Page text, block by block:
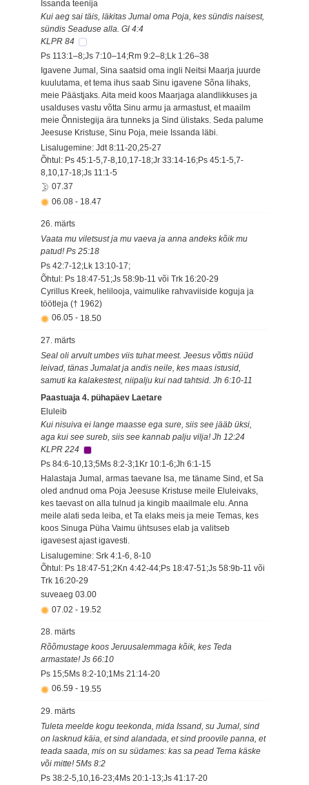
Issanda teenija
Kui aeg sai täis, läkitas Jumal oma Poja, kes sündis naisest,
sündis Seaduse alla. Gl 4:4
KLPR 84
Ps 113:1–8;Js 7:10–14;Rm 9:2–8;Lk 1:26–38
Igavene Jumal, Sina saatsid oma ingli Neitsi Maarja juurde
kuulutama, et tema ihus saab Sinu igavene Sõna lihaks,
meie Päästjaks. Aita meid koos Maarjaga alandlikkuses ja
usalduses vastu võtta Sinu armu ja armastust, et maailm
meie Õnnistegija ära tunneks ja Sind ülistaks. Seda palume
Jeesuse Kristuse, Sinu Poja, meie Issanda läbi.
Lisalugemine: Jdt 8:11-20,25-27
Õhtul: Ps 45:1-5,7-8,10,17-18;Jr 33:14-16;Ps 45:1-5,7-
8,10,17-18;Js 11:1-5
07.37
06.08 - 18.47
26. märts
Vaata mu viletsust ja mu vaeva ja anna andeks kõik mu
patud! Ps 25:18
Ps 42:7-12;Lk 13:10-17;
Õhtul: Ps 18:47-51;Js 58:9b-11 või Trk 16:20-29
Cyrillus Kreek, helilooja, vaimulike rahvaviiside koguja ja
töötleja († 1962)
06.05 - 18.50
27. märts
Seal oli arvult umbes viis tuhat meest. Jeesus võttis nüüd
leivad, tänas Jumalat ja andis neile, kes maas istusid,
samuti ka kalakestest, niipalju kui nad tahtsid. Jh 6:10-11
Paastuaja 4. pühapäev Laetare
Eluleib
Kui nisuiva ei lange maasse ega sure, siis see jääb üksi,
aga kui see sureb, siis see kannab palju vilja! Jh 12:24
KLPR 224
Ps 84:6-10,13;5Ms 8:2-3;1Kr 10:1-6;Jh 6:1-15
Halastaja Jumal, armas taevane Isa, me täname Sind, et Sa
oled andnud oma Poja Jeesuse Kristuse meile Eluleivaks,
kes taevast on alla tulnud ja kingib maailmale elu. Anna
meile alati seda leiba, et Ta elaks meis ja meie Temas, kes
koos Sinuga Püha Vaimu ühtsuses elab ja valitseb
igavesest ajast igavesti.
Lisalugemine: Srk 4:1-6, 8-10
Õhtul: Ps 18:47-51;2Kn 4:42-44;Ps 18:47-51;Js 58:9b-11 või
Trk 16:20-29
suveaeg 03.00
07.02 - 19.52
28. märts
Rõõmustage koos Jeruusalemmaga kõik, kes Teda
armastate! Js 66:10
Ps 15;5Ms 8:2-10;1Ms 21:14-20
06.59 - 19.55
29. märts
Tuleta meelde kogu teekonda, mida Issand, su Jumal, sind
on lasknud käia, et sind alandada, et sind proovile panna, et
teada saada, mis on su südames: kas sa pead Tema käske
või mitte! 5Ms 8:2
Ps 38:2-5,10,16-23;4Ms 20:1-13;Js 41:17-20